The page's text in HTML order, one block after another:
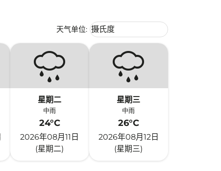
天气单位: Weather unit option 摄氏度
摄氏度
keyboard_arrow_down
星期二
中雨
24°C
2026年08月11日
(星期二)
星期三
中雨
26°C
2026年08月12日
(星期三)